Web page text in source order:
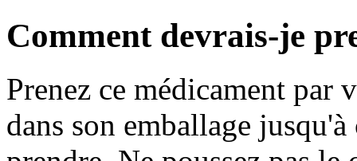
Comment devrais-je
Prenez ce médicament par
dans son emballage